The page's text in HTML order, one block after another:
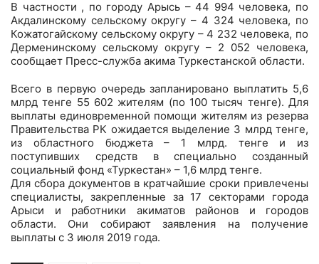
В частности , по городу Арысь – 44 994 человека, по
Акдалинскому сельскому округу – 4 324 человека, по
Кожатогайскому сельскому округу – 4 232 человека, по
Дерменинскому сельскому округу – 2 052 человека,
сообщает Пресс-служба акима Туркестанской области.
Всего в первую очередь запланировано выплатить 5,6
млрд тенге 55 602 жителям (по 100 тысяч тенге). Для
выплаты единовременной помощи жителям из резерва
Правительства РК ожидается выделение 3 млрд тенге,
из областного бюджета – 1 млрд. тенге и из
поступивших средств в специально созданный
социальный фонд «Туркестан» – 1,6 млрд тенге.
Для сбора документов в кратчайшие сроки привлечены
специалисты, закрепленные за 17 секторами города
Арыси и работники акиматов районов и городов
области. Они собирают заявления на получение
выплаты с 3 июля 2019 года.